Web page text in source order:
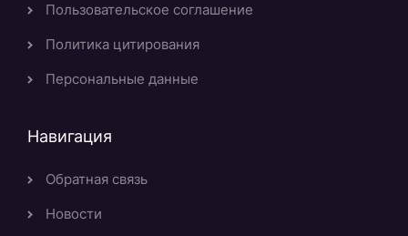
Пользовательское соглашение
Политика цитирования
Персональные данные
Навигация
Обратная связь
Новости